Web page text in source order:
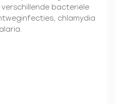
bacteriële
chlamydia